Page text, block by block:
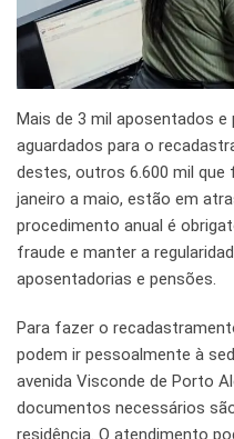
Mais de 3 mil aposentados
aguardados para o
destes, outros 6.600 mil que
janeiro a maio, estão em
procedimento anual é
fraude e manter a
aposentadorias e pensões.
Para fazer o
podem ir pessoalmente à
avenida Visconde de Porto
documentos necessários
residência. O atendimento